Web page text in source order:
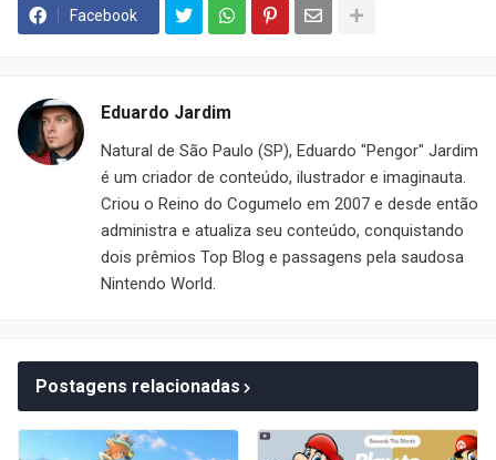
Facebook
Eduardo Jardim
Natural de São Paulo (SP), Eduardo "Pengor" Jardim
é um criador de conteúdo, ilustrador e imaginauta.
Criou o Reino do Cogumelo em 2007 e desde então
administra e atualiza seu conteúdo, conquistando
dois prêmios Top Blog e passagens pela saudosa
Nintendo World.
Postagens relacionadas